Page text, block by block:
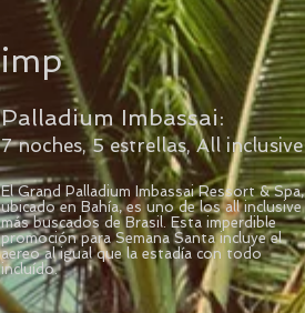
imp
Palladium Imbassai:
7 noches, 5 estrellas, All inclusive
El Grand Palladium Imbassai Ressort & Spa,
ubicado en Bahía, es uno de los all inclusive
más buscados de Brasil. Esta imperdible
promoción para Semana Santa incluye el
aereo al igual que la estadía con todo
incluído.